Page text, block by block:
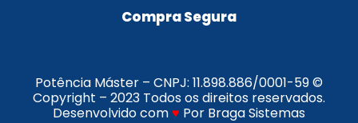
Compra Segura
Potência Máster – CNPJ: 11.898.886/0001-59©
Copyright – 2023 Todos os direitos reservados.
Desenvolvido com♥ Por Braga Sistemas